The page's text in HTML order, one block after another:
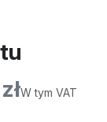
W tym VAT